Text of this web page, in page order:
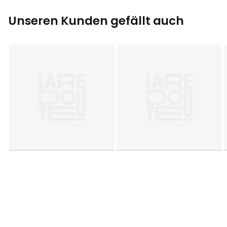
Unseren Kunden gefällt auch